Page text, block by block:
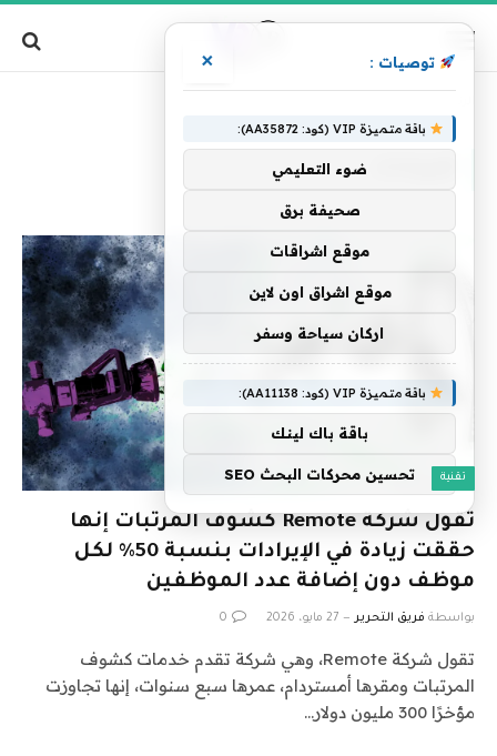
تقنية
تقول شركة Remote كشوف المرتبات إنها
حققت زيادة في الإيرادات بنسبة 50% لكل
موظف دون إضافة عدد الموظفين
بواسطة فريق التحرير 27 مايو، 2026 0
تقول شركة Remote، وهي شركة تقدم خدمات كشوف
المرتبات ومقرها أمستردام، عمرها سبع سنوات، إنها تجاوزت
مؤخرًا 300 مليون دولار…
توصيات : ×
باقة متميزة VIP (كود: AA35872):
ضوء التعليمي
صحيفة برق
موقع اشراقات
موقع اشراق اون لاين
اركان سياحة وسفر
باقة متميزة VIP (كود: AA11138):
باقة باك لينك
تحسين محركات البحث SEO